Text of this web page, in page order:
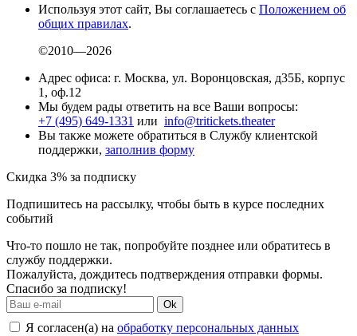
Используя этот сайт, Вы соглашаетесь с Положением об
общих правилах.
©2010—2026
Адрес офиса: г. Москва, ул. Воронцовская, д35Б, корпус
1, оф.12
Мы будем рады ответить на все Ваши вопросы:
+7 (495) 649-1331 или info@tritickets.theater
Вы также можете обратиться в Службу клиентской
поддержки, заполнив форму
Скидка 3% за подписку
Подпишитесь на рассылку, чтобы быть в курсе последних
событий
Что-то пошло не так, попробуйте позднее или обратитесь в
службу поддержки.
Пожалуйста, дождитесь подтверждения отправки формы.
Спасибо за подписку!
Ok
Я согласен(а) на обработку персональных данных